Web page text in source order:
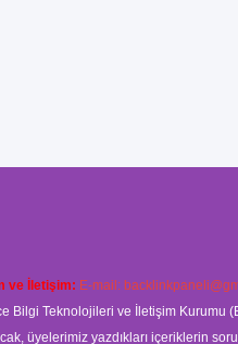
ve İletişim: E-mail:
Bilgi Teknolojileri ve İletişim Kurumu
üyelerimiz yazdıkları içeriklerin